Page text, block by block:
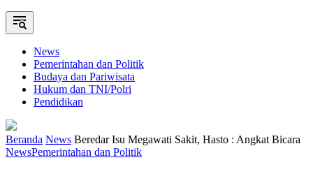
News
Pemerintahan dan Politik
Budaya dan Pariwisata
Hukum dan TNI/Polri
Pendidikan
Beranda News Beredar Isu Megawati Sakit, Hasto : Angkat Bicara
NewsPemerintahan dan Politik